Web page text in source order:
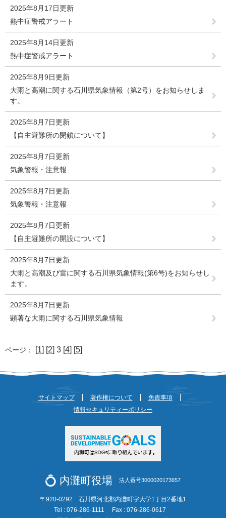
2025年8月17日更新
熱中症警戒アラート
2025年8月14日更新
熱中症警戒アラート
2025年8月9日更新
大雨と高潮に関する石川県気象情報（第2号）をお知らせしま
す。
2025年8月7日更新
【自主避難所の閉鎖について】
2025年8月7日更新
気象警報・注意報
2025年8月7日更新
気象警報・注意報
2025年8月7日更新
【自主避難所の開設について】
2025年8月7日更新
大雨と高潮及び雷に関する石川県気象情報(第6号)をお知らせし
ます。
2025年8月7日更新
顕著な大雨に関する石川県気象情報
ページ： [1] [2] 3 [4] [5]
サイトマップ 著作権について
免責事項
情報セキュリティーポリシー
内灘町役場 法人番号3000020173657
〒920-0292 石川県河北郡内灘町字大学1丁目2番地1
Tel : 076-286-1111
Fax : 076-286-0617